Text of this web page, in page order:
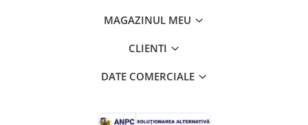
MAGAZINUL MEU
CLIENTI
DATE COMERCIALE